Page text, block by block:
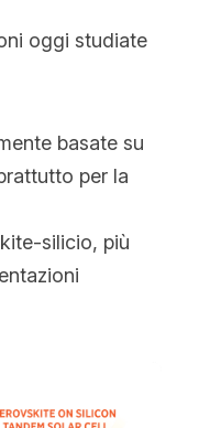
oggi studiate
basate su
per la
silicio, più